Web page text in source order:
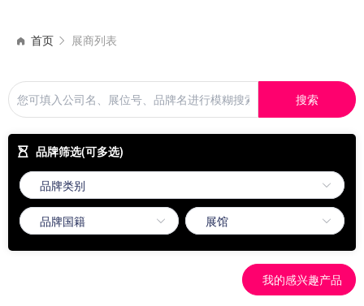
首页 展商列表
搜索
品牌筛选(可多选)
我的感兴趣产品